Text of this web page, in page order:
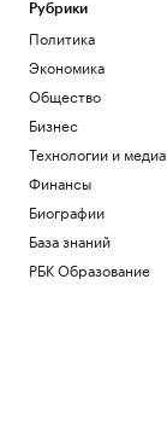
Рубрики
Политика
Экономика
Общество
Бизнес
Технологии и медиа
Финансы
Биографии
База знаний
РБК Образование